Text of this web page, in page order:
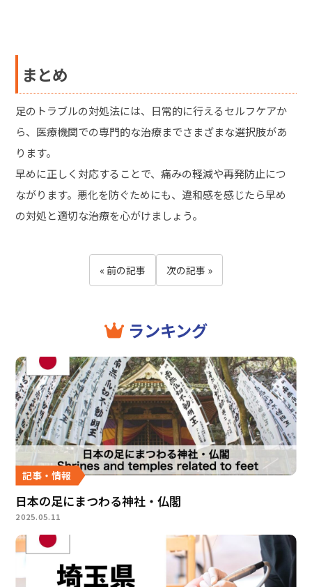
まとめ
足のトラブルの対処法には、日常的に行えるセルフケアか
ら、医療機関での専門的な治療までさまざまな選択肢があ
ります。
早めに正しく対応することで、痛みの軽減や再発防止につ
ながります。悪化を防ぐためにも、違和感を感じたら早め
の対処と適切な治療を心がけましょう。
« 前の記事 次の記事 »
ランキング
記事・情報
日本の足にまつわる神社・仏閣
2025.05.11